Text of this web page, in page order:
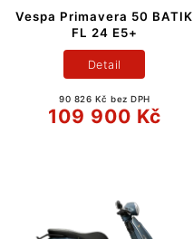
Vespa Primavera 50 BATIK
FL 24 E5+
90 826 Kč bez DPH
109 900 Kč
Detail